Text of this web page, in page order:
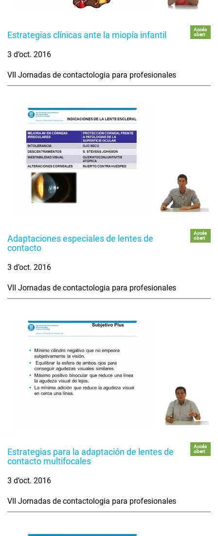
Estrategias clínicas ante la miopía infantil
Accés
obert
3 d’oct. 2016
VII Jornadas de contactologia para profesionales
Adaptaciones especiales de lentes de
contacto
Accés
obert
3 d’oct. 2016
VII Jornadas de contactologia para profesionales
Estrategias para la adaptación de lentes de
contacto multifocales
Accés
obert
3 d’oct. 2016
VII Jornadas de contactologia para profesionales